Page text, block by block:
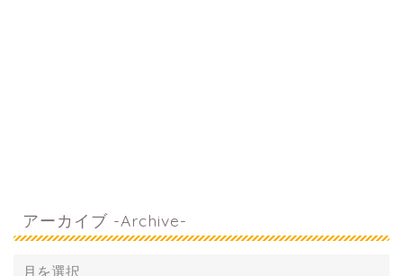
アーカイブ -Archive-